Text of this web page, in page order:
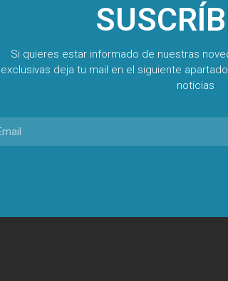
Si quieres estar informado de nuestras
exclusivas deja tu mail en el siguiente
noticias